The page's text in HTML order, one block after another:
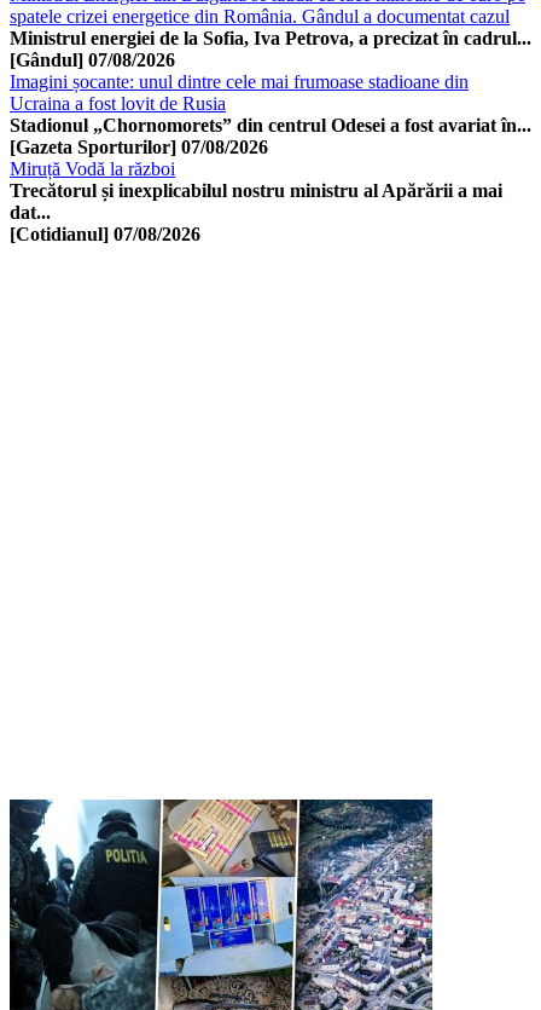
spatele crizei energetice din România. Gândul a documentat cazul
Ministrul energiei de la Sofia, Iva Petrova, a precizat în cadrul...
[Gândul] 07/08/2026
Imagini șocante: unul dintre cele mai frumoase stadioane din
Ucraina a fost lovit de Rusia
Stadionul „Chornomorets” din centrul Odesei a fost avariat în...
[Gazeta Sporturilor] 07/08/2026
Miruță Vodă la război
Trecătorul și inexplicabilul nostru ministru al Apărării a mai
dat...
[Cotidianul] 07/08/2026